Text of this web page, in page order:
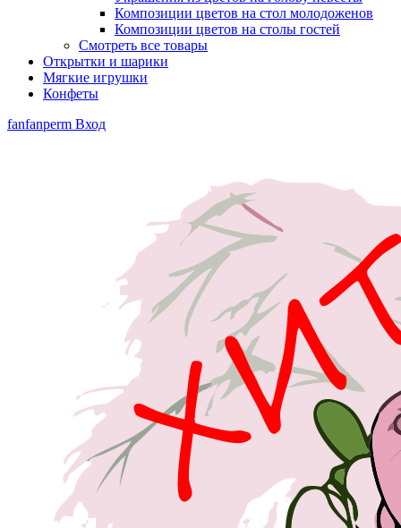
Композиции цветов на стол молодоженов
Композиции цветов на столы гостей
Смотреть все товары
Открытки и шарики
Мягкие игрушки
Конфеты
fanfanperm Вход